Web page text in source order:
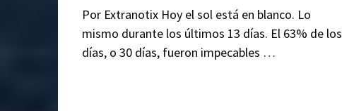
Por Extranotix Hoy el sol está en blanco. Lo
mismo durante los últimos 13 días. El 63% de los
días, o 30 días, fueron impecables …